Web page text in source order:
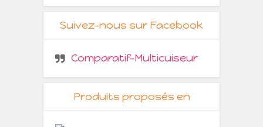
Suivez-nous sur Facebook
Comparatif-Multicuiseur
Produits proposés en